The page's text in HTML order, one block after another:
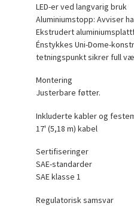
LED-er ved langvarig bruk
Aluminiumstopp: Avviser
Ekstrudert
Énstykkes Uni-Dome-
tetningspunkt sikrer full
Montering
Justerbare føtter.
Inkluderte kabler og
17' (5,18 m) kabel
Sertifiseringer
SAE-standarder
SAE klasse 1
Regulatorisk samsvar